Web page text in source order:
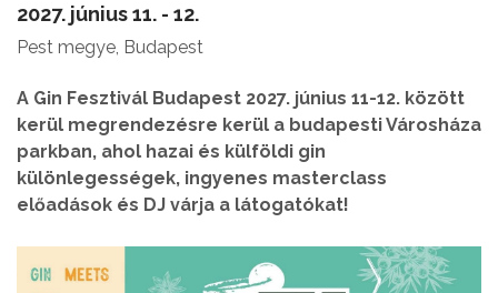
2027. június 11. - 12.
Pest megye, Budapest
A Gin Fesztivál Budapest 2027. június 11-12. között
kerül megrendezésre kerül a budapesti Városháza
parkban, ahol hazai és külföldi gin
különlegességek, ingyenes masterclass
előadások és DJ várja a látogatókat!